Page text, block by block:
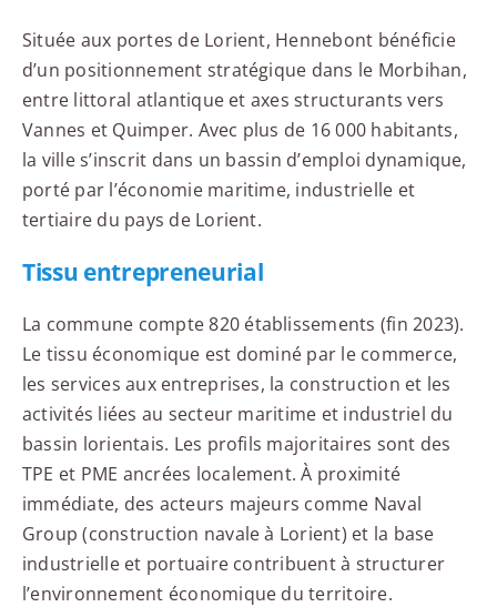
Située aux portes de Lorient, Hennebont bénéficie
d’un positionnement stratégique dans le Morbihan,
entre littoral atlantique et axes structurants vers
Vannes et Quimper. Avec plus de 16 000 habitants,
la ville s’inscrit dans un bassin d’emploi dynamique,
porté par l’économie maritime, industrielle et
tertiaire du pays de Lorient.
Tissu entrepreneurial
La commune compte 820 établissements (fin 2023).
Le tissu économique est dominé par le commerce,
les services aux entreprises, la construction et les
activités liées au secteur maritime et industriel du
bassin lorientais. Les profils majoritaires sont des
TPE et PME ancrées localement. À proximité
immédiate, des acteurs majeurs comme Naval
Group (construction navale à Lorient) et la base
industrielle et portuaire contribuent à structurer
l’environnement économique du territoire.